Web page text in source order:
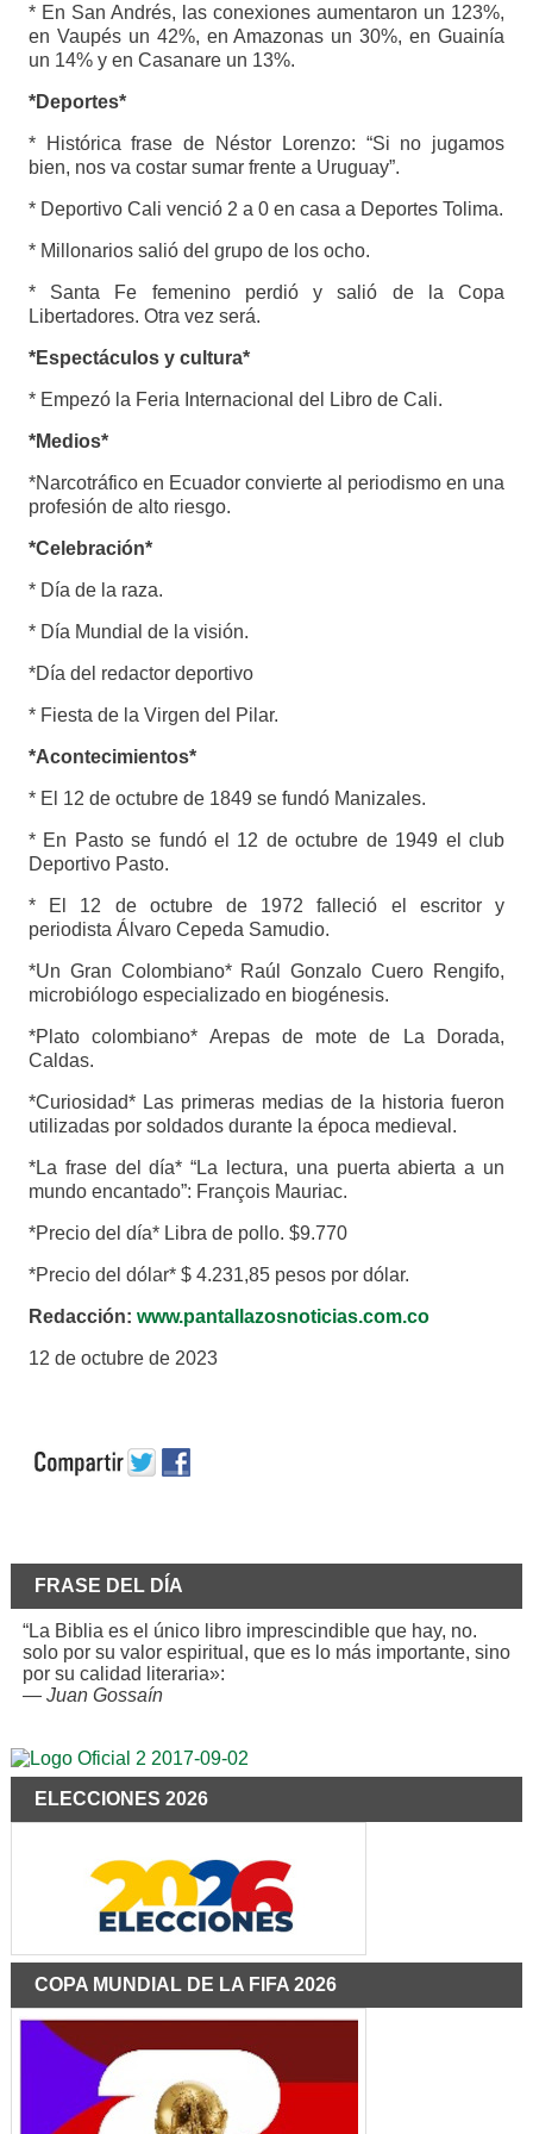
* En San Andrés, las conexiones aumentaron un 123%,
en Vaupés un 42%, en Amazonas un 30%, en Guainía
un 14% y en Casanare un 13%.
*Deportes*
* Histórica frase de Néstor Lorenzo: “Si no jugamos
bien, nos va costar sumar frente a Uruguay”.
* Deportivo Cali venció 2 a 0 en casa a Deportes Tolima.
* Millonarios salió del grupo de los ocho.
* Santa Fe femenino perdió y salió de la Copa
Libertadores. Otra vez será.
*Espectáculos y cultura*
* Empezó la Feria Internacional del Libro de Cali.
*Medios*
*Narcotráfico en Ecuador convierte al periodismo en una
profesión de alto riesgo.
*Celebración*
* Día de la raza.
* Día Mundial de la visión.
*Día del redactor deportivo
* Fiesta de la Virgen del Pilar.
*Acontecimientos*
* El 12 de octubre de 1849 se fundó Manizales.
* En Pasto se fundó el 12 de octubre de 1949 el club
Deportivo Pasto.
* El 12 de octubre de 1972 falleció el escritor y
periodista Álvaro Cepeda Samudio.
*Un Gran Colombiano* Raúl Gonzalo Cuero Rengifo,
microbiólogo especializado en biogénesis.
*Plato colombiano* Arepas de mote de La Dorada,
Caldas.
*Curiosidad* Las primeras medias de la historia fueron
utilizadas por soldados durante la época medieval.
*La frase del día* “La lectura, una puerta abierta a un
mundo encantado”: François Mauriac.
*Precio del día* Libra de pollo. $9.770
*Precio del dólar* $ 4.231,85 pesos por dólar.
Redacción: www.pantallazosnoticias.com.co
12 de octubre de 2023
FRASE DEL DÍA
“La Biblia es el único libro imprescindible que hay, no.
solo por su valor espiritual, que es lo más importante, sino
por su calidad literaria»:
— Juan Gossaín
ELECCIONES 2026
COPA MUNDIAL DE LA FIFA 2026